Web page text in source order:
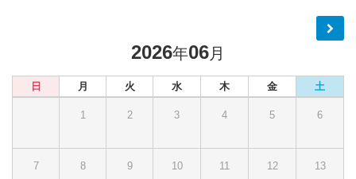
2026年06月
日 月 火 水 木 金 土
1 2 3 4 5 6
7 8 9 10 11 12 13